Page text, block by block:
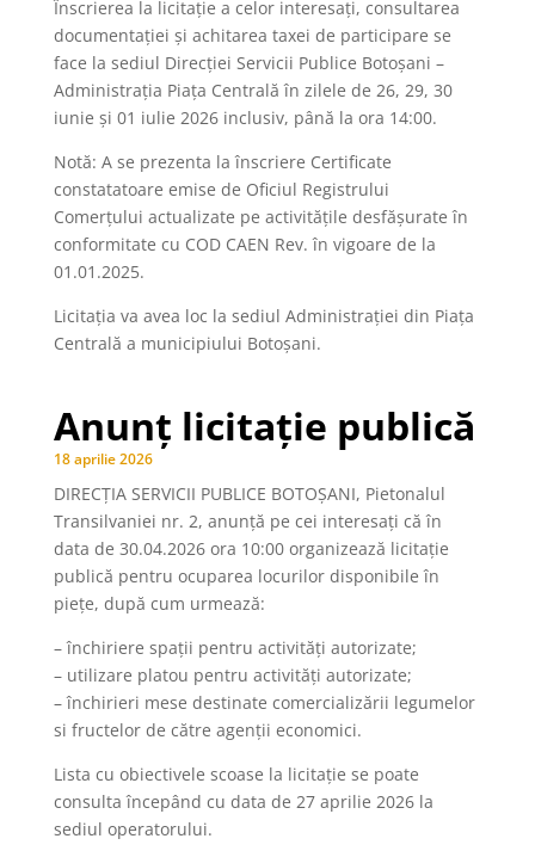
Înscrierea la licitaţie a celor interesaţi, consultarea
documentaţiei şi achitarea taxei de participare se
face la sediul Direcției Servicii Publice Botoşani –
Administrația Piața Centrală în zilele de 26, 29, 30
iunie și 01 iulie 2026 inclusiv, până la ora 14:00.
Notă: A se prezenta la înscriere Certificate
constatatoare emise de Oficiul Registrului
Comerțului actualizate pe activitățile desfășurate în
conformitate cu COD CAEN Rev. în vigoare de la
01.01.2025.
Licitaţia va avea loc la sediul Administrației din Piața
Centrală a municipiului Botoșani.
Anunț licitație publică
18 aprilie 2026
DIRECȚIA SERVICII PUBLICE BOTOȘANI, Pietonalul
Transilvaniei nr. 2, anunţă pe cei interesaţi că în
data de 30.04.2026 ora 10:00 organizează licitaţie
publică pentru ocuparea locurilor disponibile în
piețe, după cum urmează:
– închiriere spații pentru activități autorizate;
– utilizare platou pentru activități autorizate;
– închirieri mese destinate comercializării legumelor
si fructelor de către agenții economici.
Lista cu obiectivele scoase la licitaţie se poate
consulta începând cu data de 27 aprilie 2026 la
sediul operatorului.